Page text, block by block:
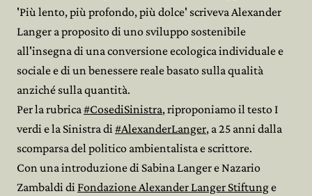
'Più lento, più profondo, più dolce' scriveva Alexander
Langer a proposito di uno sviluppo sostenibile
all'insegna di una conversione ecologica individuale e
sociale e di un benessere reale basato sulla qualità
anziché sulla quantità.
Per la rubrica#CosediSinistra, riproponiamo il testo I
verdi e la Sinistra di#AlexanderLanger, a 25 anni dalla
scomparsa del politico ambientalista e scrittore.
Con una introduzione di Sabina Langer e Nazario
Zambaldi di Fondazione Alexander Langer Stiftunge